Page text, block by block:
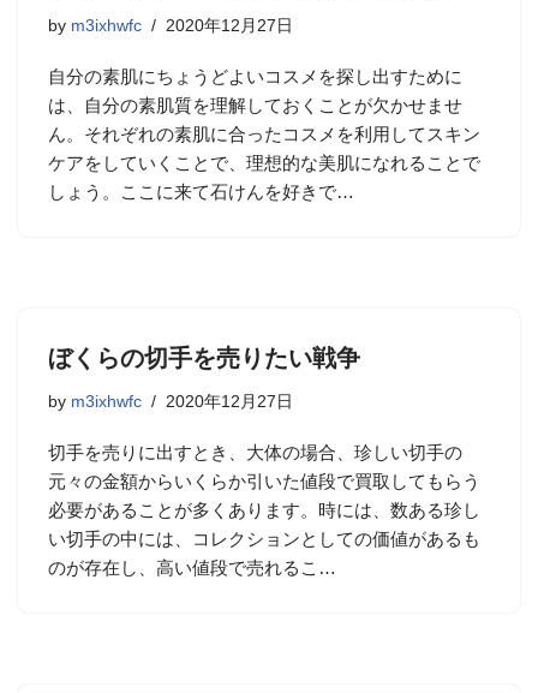
by m3ixhwfc 2020年12月27日
自分の素肌にちょうどよいコスメを探し出すために
は、自分の素肌質を理解しておくことが欠かせませ
ん。それぞれの素肌に合ったコスメを利用してスキン
ケアをしていくことで、理想的な美肌になれることで
しょう。ここに来て石けんを好きで…
ぼくらの切手を売りたい戦争
by m3ixhwfc 2020年12月27日
切手を売りに出すとき、大体の場合、珍しい切手の
元々の金額からいくらか引いた値段で買取してもらう
必要があることが多くあります。時には、数ある珍し
い切手の中には、コレクションとしての価値があるも
のが存在し、高い値段で売れるこ…